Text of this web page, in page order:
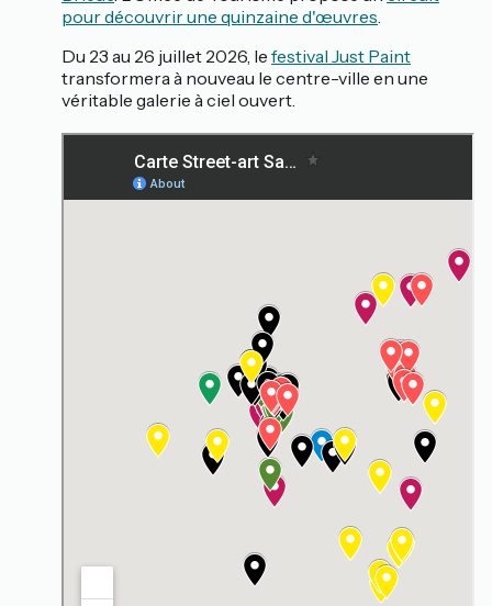
pour découvrir une quinzaine d'œuvres.
Du 23 au 26 juillet 2026, le festival Just Paint
transformera à nouveau le centre-ville en une
véritable galerie à ciel ouvert.